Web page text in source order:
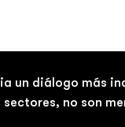
un diálogo más
no son